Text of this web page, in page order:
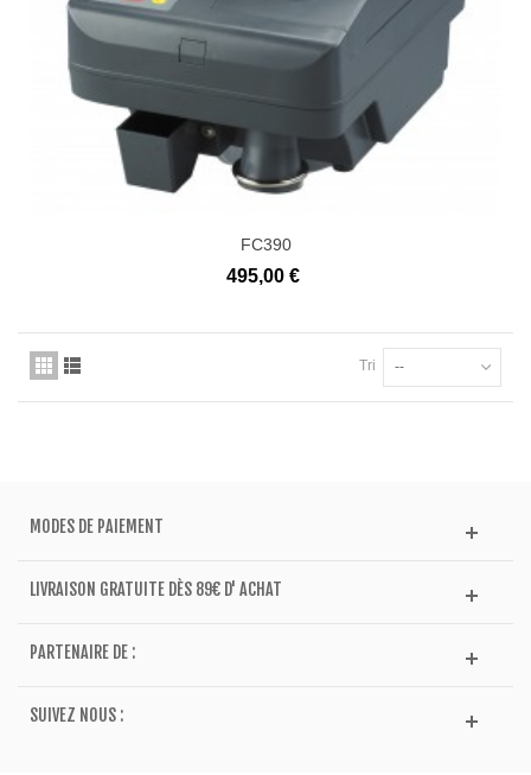
FC390
495,00 €
Tri --
MODES DE PAIEMENT
LIVRAISON GRATUITE DÈS 89€ D' ACHAT
PARTENAIRE DE :
SUIVEZ NOUS :